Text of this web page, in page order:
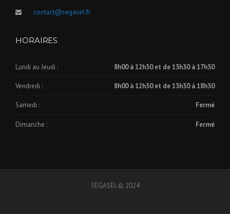
contact@segasel.fr
HORAIRES
Lundi au Jeudi : 8h00 à 12h30 et de 13h30 à 17h30
Vendredi : 8h00 à 12h30 et de 13h30 à 18h30
Samedi : Fermé
Dimanche : Fermé
SEGASEL © 2024